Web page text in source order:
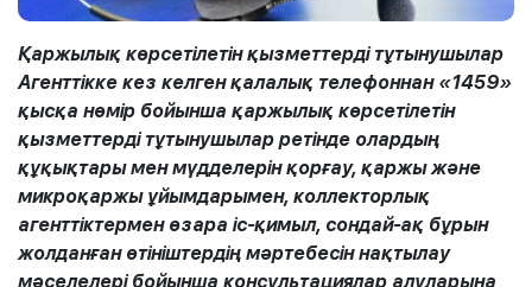
Қаржылық көрсетілетін қызметтерді тұтынушылар
Агенттікке кез келген қалалық телефоннан «1459»
қысқа нөмір бойынша қаржылық көрсетілетін
қызметтерді тұтынушылар ретінде олардың
құқықтары мен мүдделерін қорғау, қаржы және
микроқаржы ұйымдарымен, коллекторлық
агенттіктермен өзара іс-қимыл, сондай-ақ бұрын
жолданған өтініштердің мәртебесін нақтылау
мәселелері бойынша консультациялар алуларына